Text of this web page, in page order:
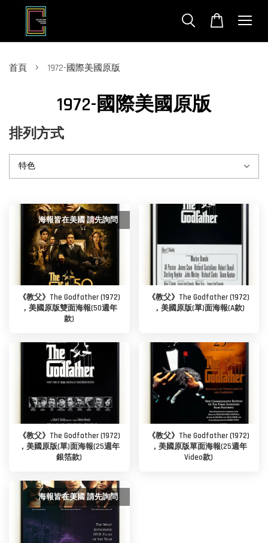
首頁 › 1972-國際美國原版
1972-國際美國原版
排列方式
海報皆在美國 請先詢問
《教父》The Godfather (1972)
，美國原版雙面海報(50週年
款)
《教父》The Godfather (1972)
，美國原版(單)面海報(A款)
《教父》The Godfather (1972)
，美國原版(單)面海報(25週年
銀箔款)
《教父》The Godfather (1972)
，美國原版單面海報(25週年
Video款)
海報皆在美國 請先詢問